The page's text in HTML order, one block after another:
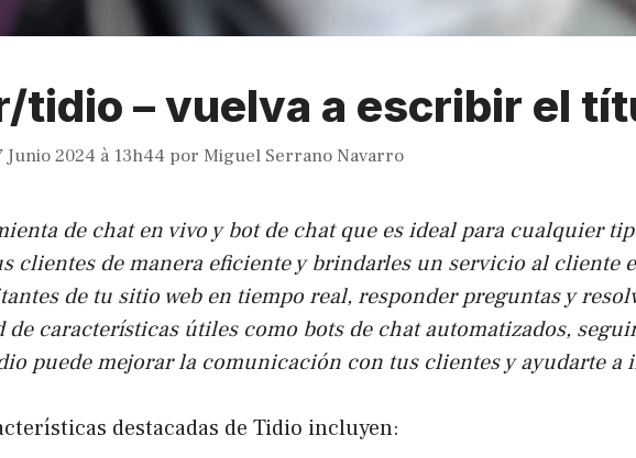
tidio – vuelva a escribir el
Junio 2024 à 13h44 por Miguel Serrano Navarro
de chat en vivo y bot de chat que es ideal para cualquier
clientes de manera eficiente y brindarles un servicio al cliente
de tu sitio web en tiempo real, responder preguntas y
de características útiles como bots de chat automatizados,
puede mejorar la comunicación con tus clientes y ayudarte
destacadas de Tidio incluyen: